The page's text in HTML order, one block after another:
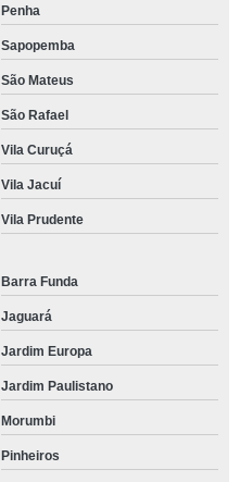
Penha
Sapopemba
São Mateus
São Rafael
Vila Curuçá
Vila Jacuí
Vila Prudente
Barra Funda
Jaguará
Jardim Europa
Jardim Paulistano
Morumbi
Pinheiros